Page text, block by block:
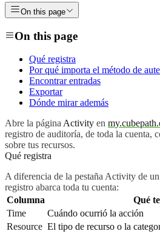
On this page
On this page
Qué registra
Por qué importa el método de
Encontrar entradas
Exportar
Dónde mirar además
Abre la página Activity en
registro de auditoría, de toda la cuenta,
sobre tus recursos.
Qué registra
A diferencia de la pestaña Activity de
registro abarca toda tu cuenta:
Columna
Qué
Time
Cuándo ocurrió la acción
Resource El tipo de recurso o la